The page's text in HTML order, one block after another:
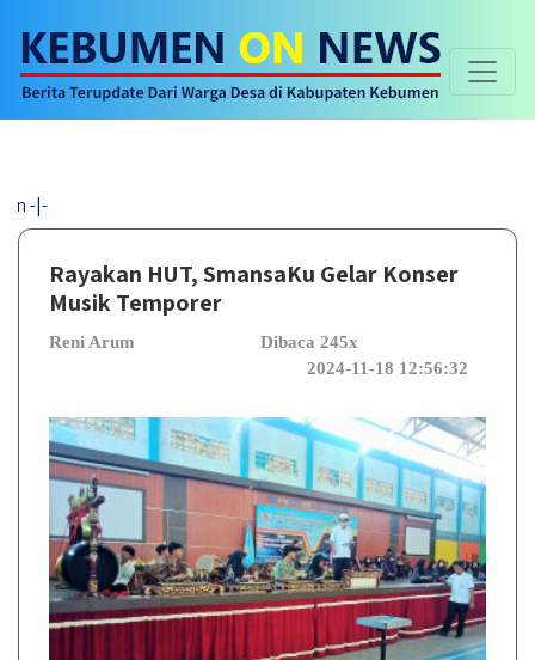
Rayakan HUT, SmansaKu Gelar Konser
Musik Temporer
Reni Arum
Dibaca 245x
2024-11-18 12:56:32